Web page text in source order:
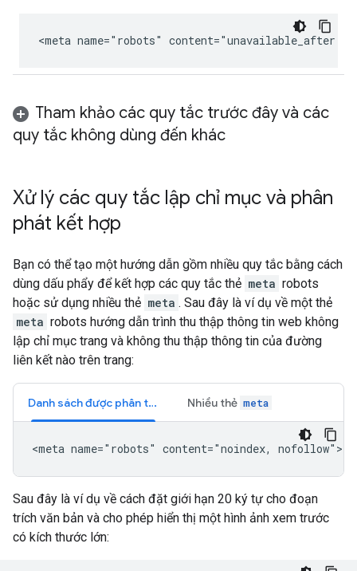
<meta name="robots" content="unavailable_after:
Tham khảo các quy tắc trước đây và các
quy tắc không dùng đến khác
Xử lý các quy tắc lập chỉ mục và phân
phát kết hợp
Bạn có thể tạo một hướng dẫn gồm nhiều quy tắc bằng cách
dùng dấu phẩy để kết hợp các quy tắc thẻ meta robots
hoặc sử dụng nhiều thẻ meta . Sau đây là ví dụ về một thẻ
meta robots hướng dẫn trình thu thập thông tin web không
lập chỉ mục trang và không thu thập thông tin của đường
liên kết nào trên trang:
Danh sách được phân tách bằng dấu phẩy Nhiều thẻ meta
<meta name="robots" content="noindex, nofollow">
Sau đây là ví dụ về cách đặt giới hạn 20 ký tự cho đoạn
trích văn bản và cho phép hiển thị một hình ảnh xem trước
có kích thước lớn: